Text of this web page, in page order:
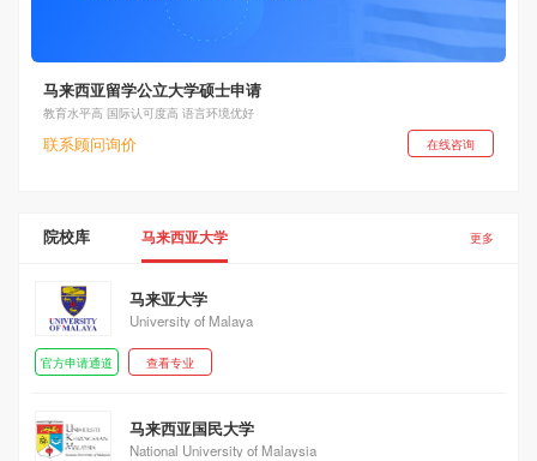
马来西亚留学公立大学硕士申请
教育水平高 国际认可度高 语言环境优好
联系顾问询价 在线咨询
院校库 马来西亚大学 更多
马来亚大学
University of Malaya
官方申请通道 查看专业
马来西亚国民大学
National University of Malaysia